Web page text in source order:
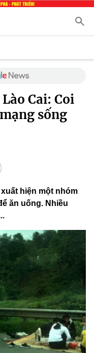
Cai: Coi
sống
hiện một nhóm
ăn uống. Nhiều